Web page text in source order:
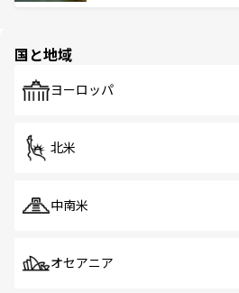
で、ホーカーズは地元の風情
国と地域
ヨーロッパ
北米
中南米
オセアニア